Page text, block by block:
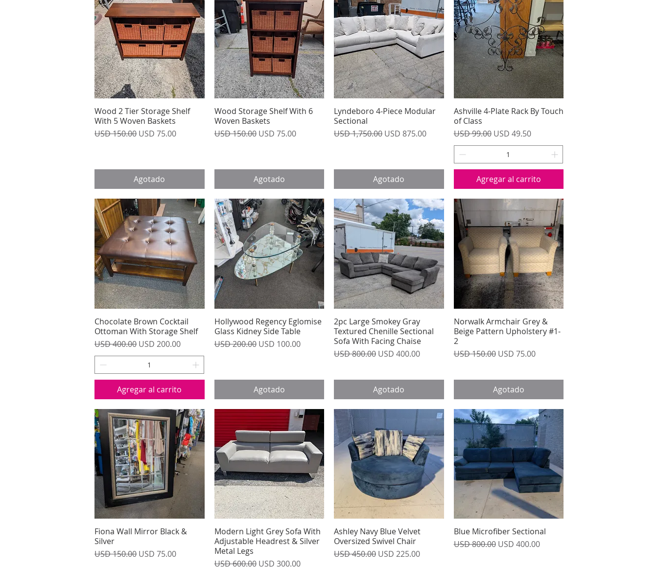
Vista rápida
Wood 2 Tier Storage Shelf
With 5 Woven Baskets
Precio
USD 150.00 Precio de oferta
USD 75.00
Agotado
Vista rápida
Wood Storage Shelf With 6
Woven Baskets
Precio
USD 150.00 Precio de oferta
USD 75.00
Agotado
Vista rápida
Lyndeboro 4-Piece Modular
Sectional
Precio
USD 1,750.00 Precio de oferta
USD 875.00
Agotado
Vista rápida
Ashville 4-Plate Rack By Touch
of Class
Precio
USD 99.00 Precio de oferta
USD 49.50
Agregar al carrito
Vista rápida
Chocolate Brown Cocktail
Ottoman With Storage Shelf
Precio
USD 400.00 Precio de oferta
USD 200.00
Agregar al carrito
Vista rápida
Hollywood Regency Eglomise
Glass Kidney Side Table
Precio
USD 200.00 Precio de oferta
USD 100.00
Agotado
Vista rápida
2pc Large Smokey Gray
Textured Chenille Sectional
Sofa With Facing Chaise
Precio
USD 800.00 Precio de oferta
USD 400.00
Agotado
Vista rápida
Norwalk Armchair Grey &
Beige Pattern Upholstery #1-
2
Precio
USD 150.00 Precio de oferta
USD 75.00
Agotado
Vista rápida
Fiona Wall Mirror Black &
Silver
Precio
USD 150.00 Precio de oferta
USD 75.00
Vista rápida
Modern Light Grey Sofa With
Adjustable Headrest & Silver
Metal Legs
Precio
USD 600.00 Precio de oferta
USD 300.00
Vista rápida
Ashley Navy Blue Velvet
Oversized Swivel Chair
Precio
USD 450.00 Precio de oferta
USD 225.00
Vista rápida
Blue Microfiber Sectional
Precio
USD 800.00 Precio de oferta
USD 400.00